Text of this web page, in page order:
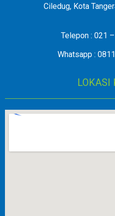
Ciledug, Kota
Telepon : 021
Whatsapp :